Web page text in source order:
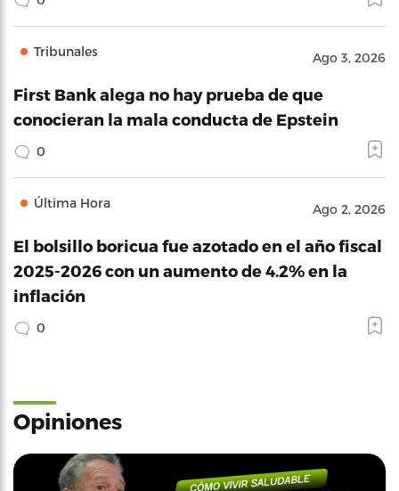
Tribunales Ago 3, 2026
First Bank alega no hay prueba de que
conocieran la mala conducta de Epstein
0
Última Hora Ago 2, 2026
El bolsillo boricua fue azotado en el año fiscal
2025-2026 con un aumento de 4.2% en la
inflación
0
Opiniones